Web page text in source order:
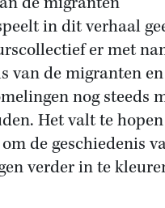
in dit verhaal
er met
van de migranten
nog steeds
Het valt te
de geschiedenis
verder in te